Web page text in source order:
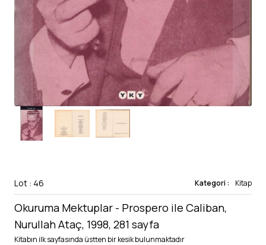
Lot : 46 Kategori : Kitap
Okuruma Mektuplar - Prospero ile Caliban,
Nurullah Ataç, 1998, 281 sayfa
Kitabın ilk sayfasında üstten bir kesik bulunmaktadır